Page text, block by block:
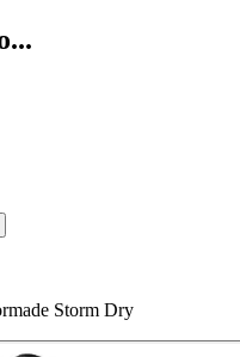
Storm Dry